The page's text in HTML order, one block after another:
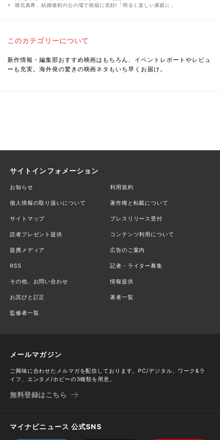
堀北真希、結婚後初の公の場で祝福に笑顔!「明るく楽しい家庭に」
このカテゴリーについて
新作情報・編集部おすすめ映画はもちろん、イベントレポートやレビュ
ーも充実。海外発の驚きの映画ネタもいち早くお届け。
サイトインフォメーション
お知らせ 利用規約
個人情報の取り扱いについて 著作権と転載について
サイトマップ プレスリリース受付
読者プレゼント提供 コンテンツ利用について
提携メディア 広告のご案内
RSS 記者・ライター募集
その他、お問い合わせ 情報提供
お詫びと訂正 著者一覧
監修者一覧
メールマガジン
ご興味に合わせたメルマガを配信しております。PC/デジタル、ワーク&ラ
イフ、エンタメ/ホビーの3種類を用意。
無料登録はこちら
マイナビニュース 公式SNS